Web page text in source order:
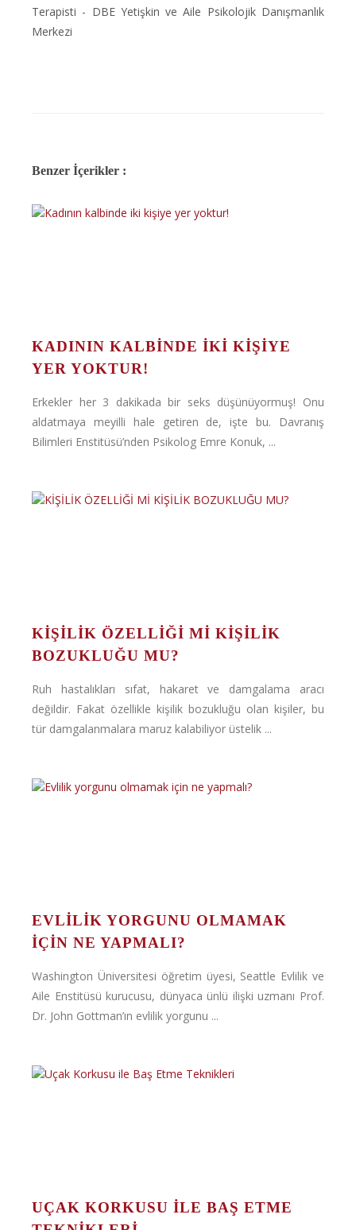
Terapisti - DBE Yetişkin ve Aile Psikolojik Danışmanlık
Merkezi
Benzer İçerikler :
KADININ KALBINDE IKI KIŞIYE
YER YOKTUR!
Erkekler her 3 dakikada bir seks düşünüyormuş! Onu
aldatmaya meyilli hale getiren de, işte bu. Davranış
Bilimleri Enstitüsü’nden Psikolog Emre Konuk, ...
KİŞİLİK ÖZELLİĞİ Mİ KİŞİLİK
BOZUKLUĞU MU?
Ruh hastalıkları sıfat, hakaret ve damgalama aracı
değildir. Fakat özellikle kişilik bozukluğu olan kişiler, bu
tür damgalanmalara maruz kalabiliyor üstelik ...
EVLILIK YORGUNU OLMAMAK
IÇIN NE YAPMALI?
Washington Üniversitesi öğretim üyesi, Seattle Evlilik ve
Aile Enstitüsü kurucusu, dünyaca ünlü ilişki uzmanı Prof.
Dr. John Gottman’ın evlilik yorgunu ...
UÇAK KORKUSU ILE BAŞ ETME